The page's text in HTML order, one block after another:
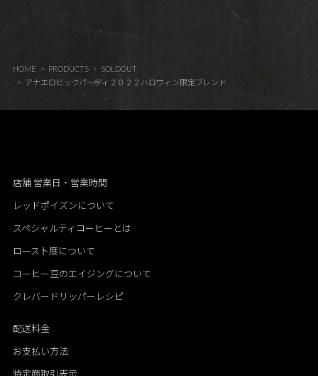
HOME PRODUCTS
SOLDOUT
アナエロビックパーティ２０２２ハロウィン限定ブレンド
店舗 営業日・営業時間
レッドポイズンについて
スペシャルティコーヒーとは
ロースト度について
コーヒー豆のエイジングについて
クレバードリッパーレシピ
配送料金
お支払い方法
特定商取引表示